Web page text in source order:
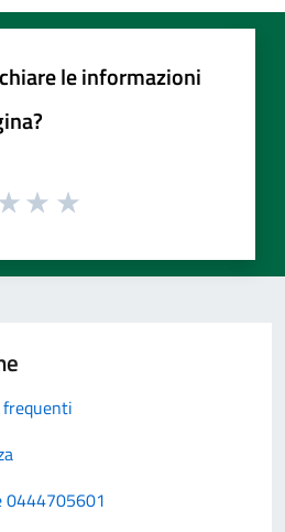
le informazioni
frequenti
0444705601